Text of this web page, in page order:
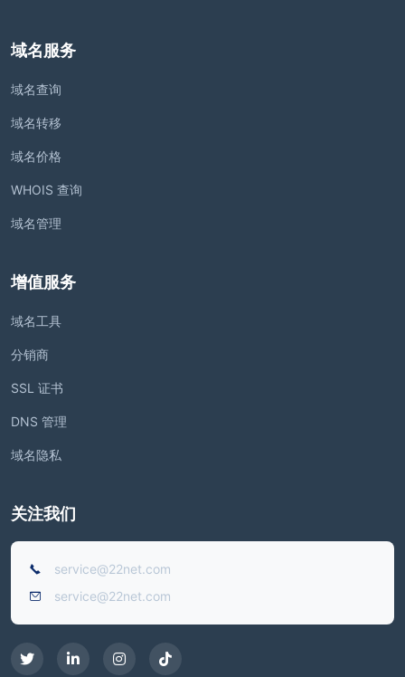
域名服务
域名查询
域名转移
域名价格
WHOIS 查询
域名管理
增值服务
域名工具
分销商
SSL 证书
DNS 管理
域名隐私
关注我们
service@22net.com
service@22net.com